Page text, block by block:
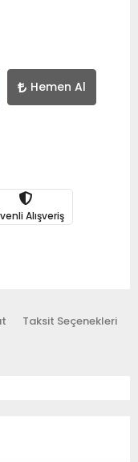
Hemen Al
Alışveriş
Taksit Seçenekleri